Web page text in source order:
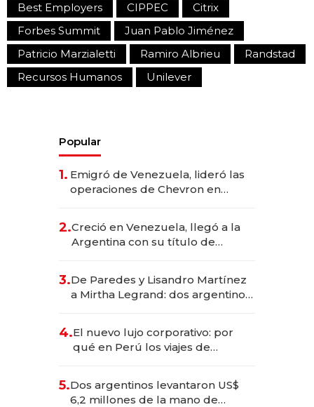
Best Employers CIPPEC
Citrix
Forbes Summit
Juan Pablo Jiménez
Patricio Marzialetti
Ramiro Albrieu
Randstad
Recursos Humanos
Unilever
Popular
1. Emigró de Venezuela, lideró las
operaciones de Chevron en
2.Creció en Venezuela, llegó a la
Argentina con su título de
las marcas "fast premium"
3.De Paredes y Lisandro Martínez
a Mirtha Legrand: dos argentinos
4.El nuevo lujo corporativo: por
qué en Perú los viajes de
para convertirse en experiencias
transformadoras
5.Dos argentinos levantaron US$
6,2 millones de la mano de